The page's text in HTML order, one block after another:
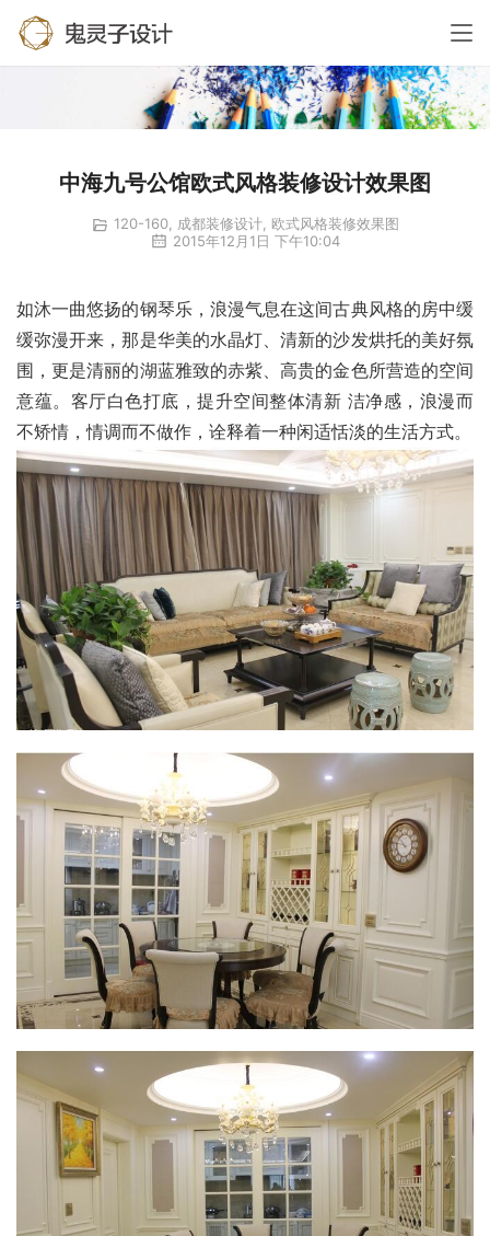
中海九号公馆欧式风格装修设计效果图
120-160, 成都装修设计, 欧式风格装修效果图
2015年12月1日 下午10:04
如沐一曲悠扬的钢琴乐，浪漫气息在这间古典风格的房中缓
缓弥漫开来，那是华美的水晶灯、清新的沙发烘托的美好氛
围，更是清丽的湖蓝雅致的赤紫、高贵的金色所营造的空间
意蕴。客厅白色打底，提升空间整体清新 洁净感，浪漫而
不矫情，情调而不做作，诠释着一种闲适恬淡的生活方式。